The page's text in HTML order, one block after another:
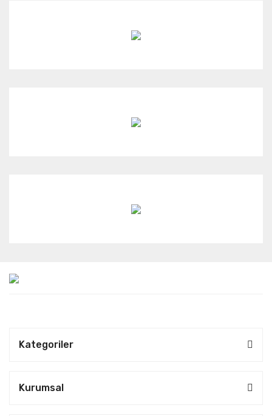
Kategoriler
Kurumsal